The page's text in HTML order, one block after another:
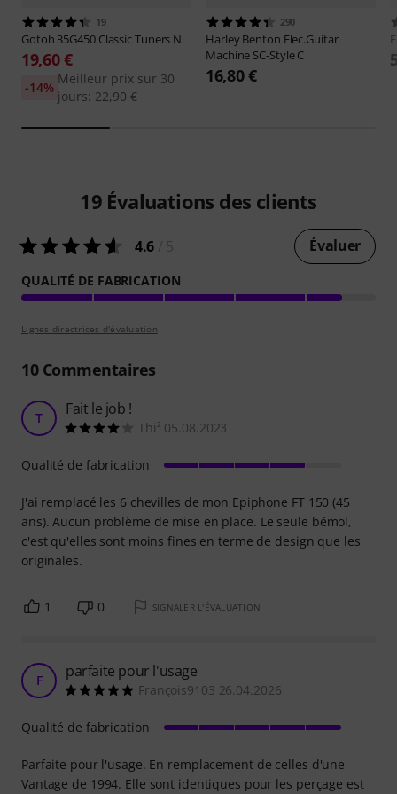
19
Gotoh 35G450 Classic Tuners N
19,60 €
Meilleur prix sur 30
jours: 22,90 €
-14%
290
Harley Benton Elec.Guitar
Machine SC-Style C
16,80 €
19 Évaluations des clients
4.6 Évaluer
QUALITÉ DE FABRICATION
Lignes directrices d'évaluation
10Commentaires
T Fait le job !
Thi² 05.08.2023
J'ai remplacé les 6 chevilles de mon Epiphone FT 150 (45
ans). Aucun problème de mise en place. Le seule bémol,
c'est qu'elles sont moins fines en terme de design que les
originales.
Qualité de fabrication
1 0 SIGNALER L'ÉVALUATION
F parfaite pour l'usage
François9103 26.04.2026
Parfaite pour l'usage. En remplacement de celles d'une
Vantage de 1994. Elle sont identiques pour les perçage est
Qualité de fabrication